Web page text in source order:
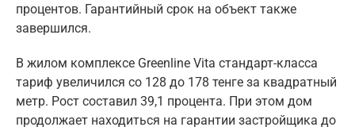
процентов. Гарантийный срок на объект также
завершился.
В жилом комплексе Greenline Vita стандарт-класса
тариф увеличился со 128 до 178 тенге за квадратный
метр. Рост составил 39,1 процента. При этом дом
продолжает находиться на гарантии застройщика до